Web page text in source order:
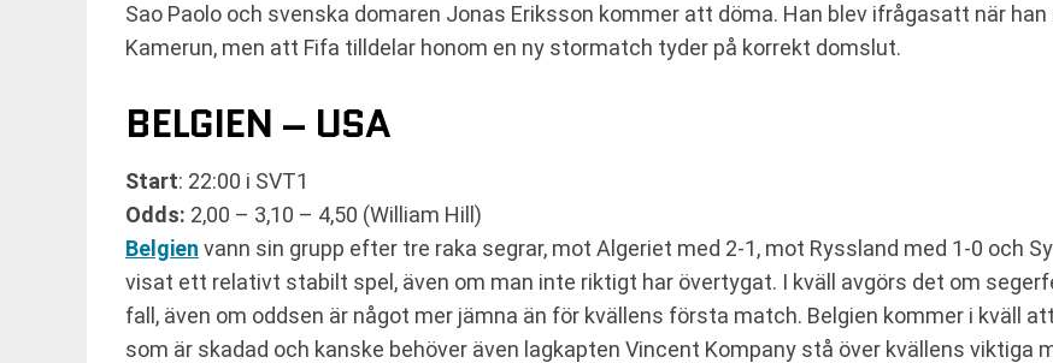
Sao Paolo och svenska domaren Jonas Eriksson kommer att döma. Han blev ifrågasatt när
Kamerun, men att Fifa tilldelar honom en ny stormatch tyder på korrekt domslut.
BELGIEN – USA
Start: 22:00 i SVT1
Odds: 2,00 – 3,10 – 4,50 (William Hill)
Belgien vann sin grupp efter tre raka segrar, mot Algeriet med 2-1, mot Ryssland med 1-0 och
visat ett relativt stabilt spel, även om man inte riktigt har övertygat. I kväll avgörs det om
fall, även om oddsen är något mer jämna än för kvällens första match. Belgien kommer i kväll
som är skadad och kanske behöver även lagkapten Vincent Kompany stå över kvällens viktiga